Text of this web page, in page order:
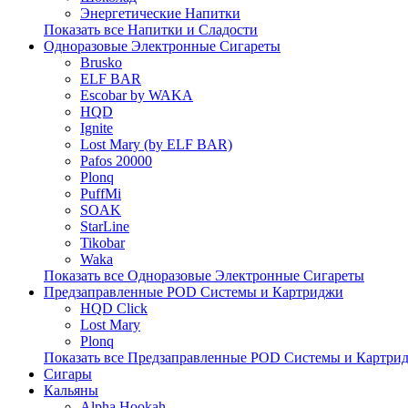
Энергетические Напитки
Показать все Напитки и Сладости
Одноразовые Электронные Сигареты
Brusko
ELF BAR
Escobar by WAKA
HQD
Ignite
Lost Mary (by ELF BAR)
Pafos 20000
Plonq
PuffMi
SOAK
StarLine
Tikobar
Waka
Показать все Одноразовые Электронные Сигареты
Предзаправленные POD Системы и Картриджи
HQD Click
Lost Mary
Plonq
Показать все Предзаправленные POD Системы и
Сигары
Кальяны